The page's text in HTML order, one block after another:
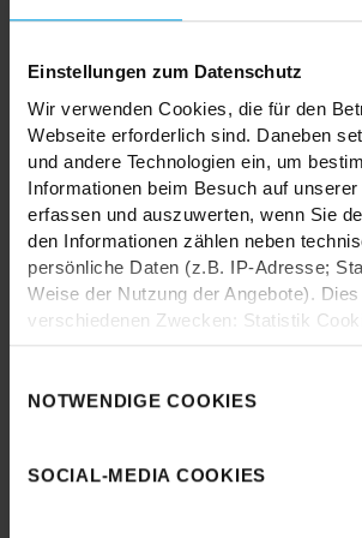
Einstellungen zum Datenschutz
Wir verwenden Cookies, die für den
Webseite erforderlich sind. Daneben
und andere Technologien ein, um
Informationen beim Besuch auf
erfassen und auszuwerten, wenn Sie
den Informationen zählen neben
persönliche Daten (z.B. IP-Adresse;
Weise der Nutzung der Angebote).
verschiedenen Zwecken: Statistik
anonymisiert für statistische Zwecke
Marketing Cookies helfen uns, Ihnen
Werbung anzuzeigen. Social-Media-
es, eine Verbindung zu sozialen
NOTWENDIGE COOKIES
SOCIAL-MEDIA COOKIES
TRENDHOPPER STORES
Wie wäre es mit einer großen Portion
In unseren Stores findest du alle
Styles.
Datenschutzbestimmungen von